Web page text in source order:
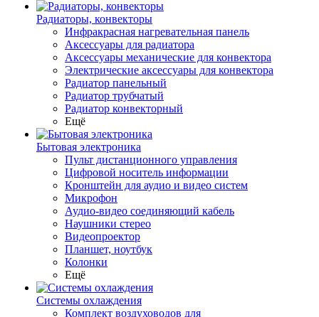
Радиаторы, конвекторы
Инфракрасная нагревательная панель
Аксессуары для радиатора
Аксессуары механические для конвектора
Электрические аксессуары для конвектора
Радиатор панельный
Радиатор трубчатый
Радиатор конвекторный
Ещё
Бытовая электроника
Пульт дистанционного управления
Цифровой носитель информации
Кронштейн для аудио и видео систем
Микрофон
Аудио-видео соединяющий кабель
Наушники стерео
Видеопроектор
Планшет, ноутбук
Колонки
Ещё
Системы охлаждения
Комплект воздуховодов для